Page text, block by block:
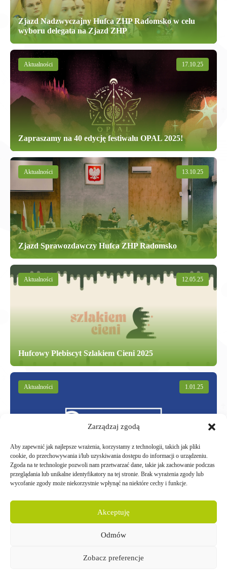
Zarządzaj zgodą
Aby zapewnić jak najlepsze wrażenia, korzystamy z technologii, takich jak pliki
cookie, do przechowywania i/lub uzyskiwania dostępu do informacji o urządzeniu.
Zgoda na te technologie pozwoli nam przetwarzać dane, takie jak zachowanie podczas
przeglądania lub unikalne identyfikatory na tej stronie. Brak wyrażenia zgody lub
wycofanie zgody może niekorzystnie wpłynąć na niektóre cechy i funkcje.
Akceptuję
Odmów
Zobacz preferencje
Zjazd Nadzwyczajny Hufca ZHP Radomsko w celu
wyboru delegata na Zjazd ZHP
Aktualności 17.10.25
Zapraszamy na 40 edycję festiwalu OPAL 2025!
Aktualności 13.10.25
Zjazd Sprawozdawczy Hufca ZHP Radomsko
Aktualności 12.05.25
Hufcowy Plebiscyt Szlakiem Cieni 2025
Aktualności 1.01.25
Remont węzła sanitarnego zakończony